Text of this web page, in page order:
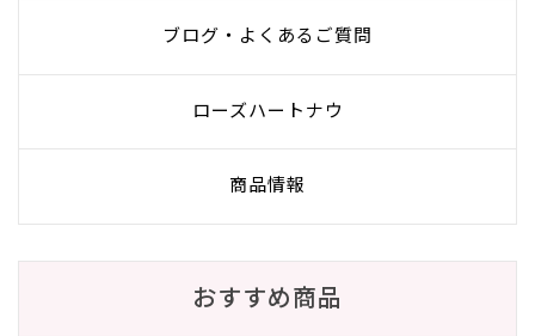
ブログ・よくあるご質問
ローズハートナウ
商品情報
おすすめ商品